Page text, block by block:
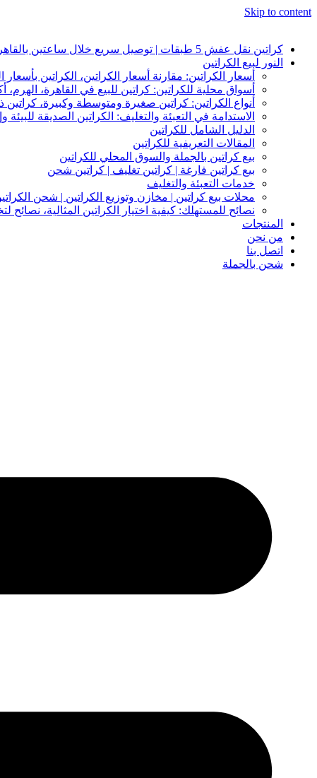
Skip to content
كراتين نقل عفش 5 طبقات | توصيل سريع خلال ساعتين بالقاهرة والجيزة | النور لبيع الكراتين
النور لبيع الكراتين
أسعار الكراتين: مقارنة أسعار الكراتين، الكراتين بأسعار
أسواق محلية للكراتين: كراتين للبيع في القاهرة، الهرم،
أنواع الكراتين: كراتين صغيرة ومتوسطة وكبيرة،
الاستدامة في التعبئة والتغليف: الكراتين الصديقة للبيئة
الدليل الشامل للكراتين
المقالات التعريفية للكراتين
بيع كراتين بالجملة والسوق المحلي للكراتين
بيع كراتين فارغة | كراتين تغليف | كراتين شحن
خدمات التعبئة والتغليف
محلات بيع كراتين | مخازن وتوزيع الكراتين | شحن
نصائح للمستهلك: كيفية اختيار الكراتين المثالية،
المنتجات
من نحن
اتصل بنا
شحن بالجملة